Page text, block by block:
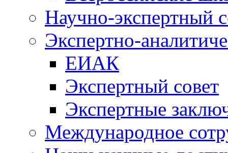
Научно-экспертный
Экспертно-
ЕИАК
Экспертный совет
Экспертные
Международное